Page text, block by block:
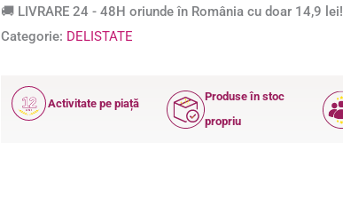
🚚 LIVRARE 24 - 48H oriunde în România cu doar 14,9 lei!
Categorie: DELISTATE
12
ANI
Activitate pe piață
Produse în stoc
propriu